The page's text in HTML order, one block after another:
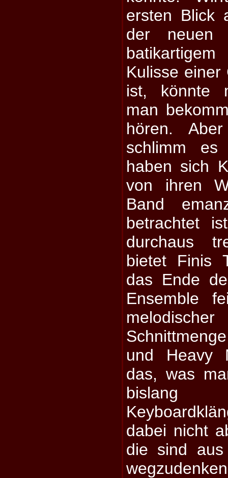
ersten Blick
der neuen
Kulisse
ist, könnte
man
hören.
schlimm
haben sich
von ihren
Band
betrachtet
durchaus
bietet Finis
das Ende
Ensemble
und Heavy
das, was
bislang
dabei nicht
die sind